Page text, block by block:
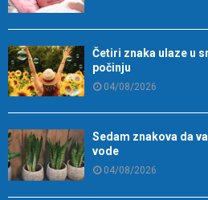
Četiri znaka ulaze u
počinju
04/08/2026
Sedam znakova da
vode
04/08/2026